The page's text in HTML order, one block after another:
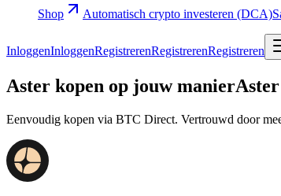
Shop
Automatisch crypto investeren (DCA)
InloggenInloggenRegistrerenRegistrerenRegistreren
Aster kopen op jouw manier
Eenvoudig kopen via BTC Direct. Vertrouwd door